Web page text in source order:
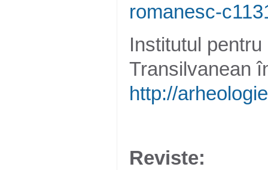
romanesc-
Institutul
Transilvanean
http://
Reviste: